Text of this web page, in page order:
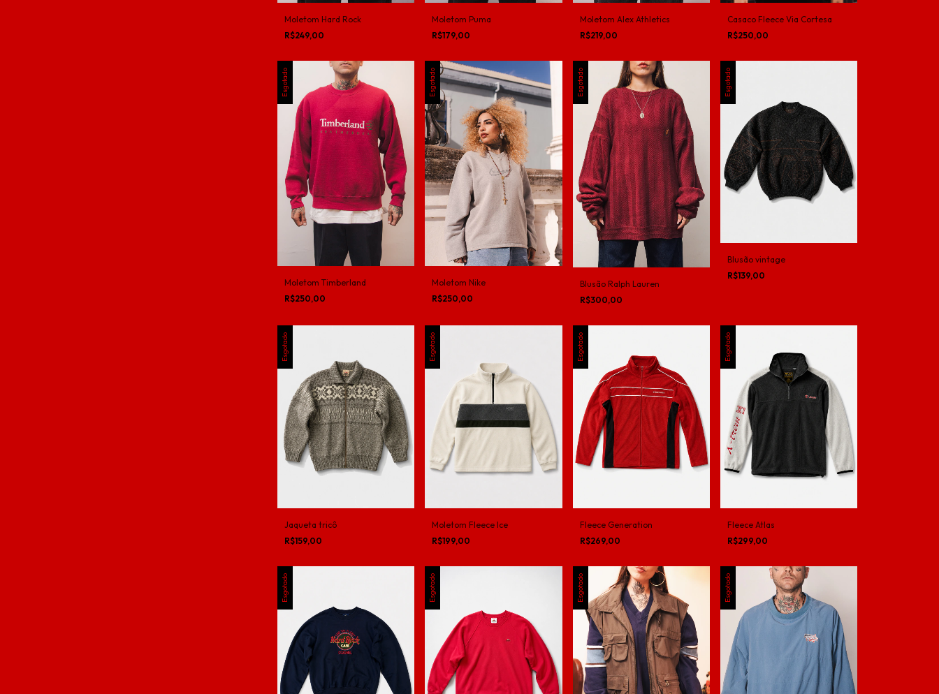
Moletom Hard Rock
R$249,00
Moletom Puma
R$179,00
Moletom Alex Athletics
R$219,00
Casaco Fleece Via Cortesa
R$250,00
Esgotado
Moletom Timberland
R$250,00
Esgotado
Moletom Nike
R$250,00
Esgotado
Blusão Ralph Lauren
R$300,00
Esgotado
Blusão vintage
R$139,00
Esgotado
Jaqueta tricô
R$159,00
Esgotado
Moletom Fleece Ice
R$199,00
Esgotado
Fleece Generation
R$269,00
Esgotado
Fleece Atlas
R$299,00
Esgotado Esgotado Esgotado Esgotado